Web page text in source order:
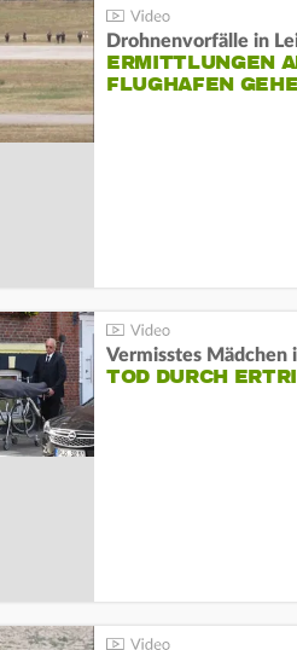
Drohnenvorfälle in
ERMITTLUNGEN
FLUGHAFEN
Vermisstes Mädchen
TOD DURCH